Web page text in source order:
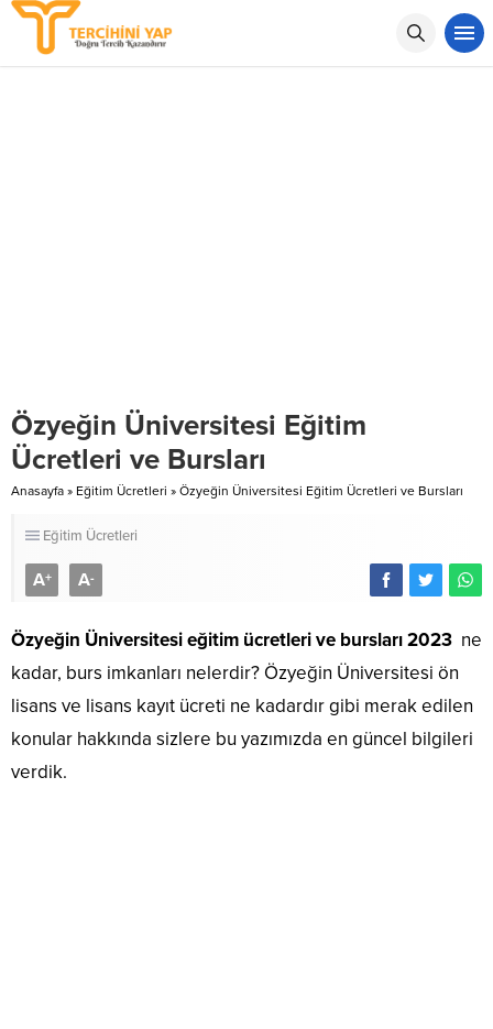
Özyeğin Üniversitesi Eğitim
Ücretleri ve Bursları
Anasayfa » Eğitim Ücretleri » Özyeğin Üniversitesi Eğitim Ücretleri ve Bursları
Eğitim Ücretleri
A+ A-
Özyeğin Üniversitesi eğitim ücretleri ve bursları 2023 ne
kadar, burs imkanları nelerdir? Özyeğin Üniversitesi ön
lisans ve lisans kayıt ücreti ne kadardır gibi merak edilen
konular hakkında sizlere bu yazımızda en güncel bilgileri
verdik.